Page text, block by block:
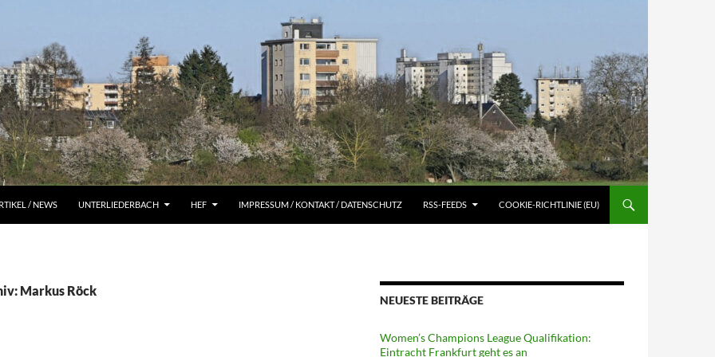
/ NEWS UNTERLIEDERBACH HEF IMPRESSUM / KONTAKT / DATENSCHUTZ RSS-FEEDS COOKIE-RICHTLINIE (EU)
Markus Röck
NEUESTE BEITRÄGE
Women’s Champions League Qualifikation:
Eintracht Frankfurt geht es an